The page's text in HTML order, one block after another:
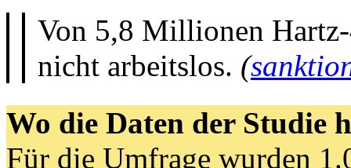
Von 5,8 Millionen
nicht arbeitslos. (
Wo die Daten der Studie
Für die Umfrage wurden